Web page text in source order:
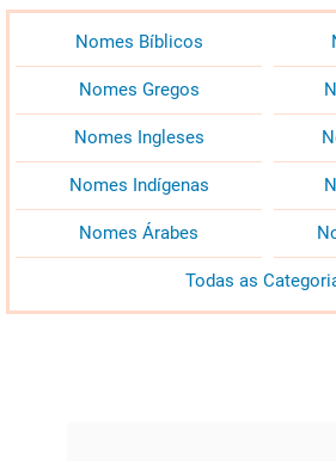
Nomes Bíblicos
Nomes Gregos
Nomes Ingleses
Nomes Indígenas
Nomes Árabes
Todas as